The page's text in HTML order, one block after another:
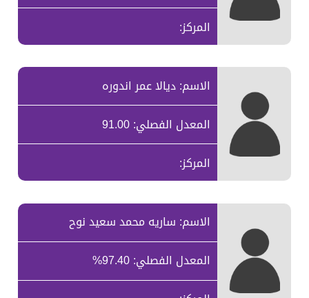
المركز:
الاسم: ديالا عمر اندوره
المعدل الفصلي: 91.00
المركز:
الاسم: ساريه محمد سعيد نوح
المعدل الفصلي: 97.40%